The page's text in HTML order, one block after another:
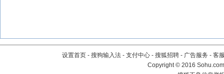
设置首页 - 搜狗输入法 - 支付中心 - 搜狐招聘 - 广告服务 - 客
Copyright©2016